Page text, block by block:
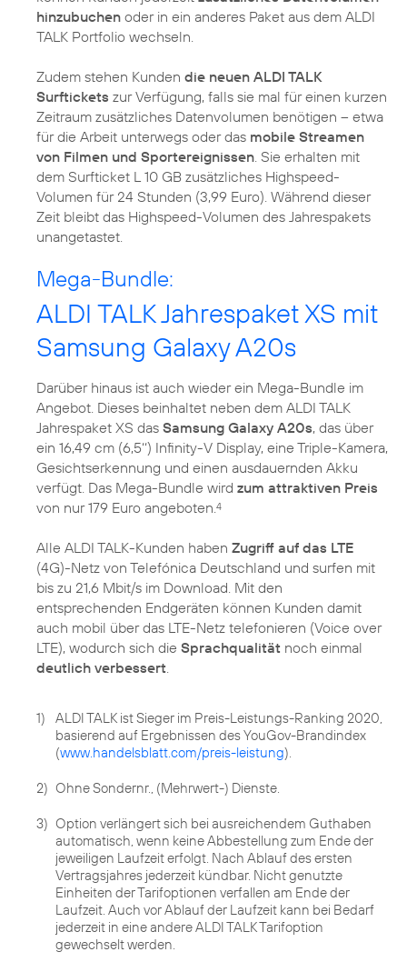
hinzubuchen oder in ein anderes Paket aus dem ALDI
TALK Portfolio wechseln.
Zudem stehen Kunden die neuen ALDI TALK
Surftickets zur Verfügung, falls sie mal für einen kurzen
Zeitraum zusätzliches Datenvolumen benötigen – etwa
für die Arbeit unterwegs oder das mobile Streamen
von Filmen und Sportereignissen . Sie erhalten mit
dem Surfticket L 10 GB zusätzliches Highspeed-
Volumen für 24 Stunden (3,99 Euro). Während dieser
Zeit bleibt das Highspeed-Volumen des Jahrespakets
Mega-Bundle:
ALDI TALK Jahrespaket XS mit
Samsung Galaxy A20s
Darüber hinaus ist auch wieder ein Mega-Bundle im
Angebot. Dieses beinhaltet neben dem ALDI TALK
Jahrespaket XS das Samsung Galaxy A20s, das über
ein 16,49 cm (6,5‘‘) Infinity-V Display, eine Triple-Kamera,
Gesichtserkennung und einen ausdauernden Akku
verfügt. Das Mega-Bundle wird zum attraktiven Preis
von nur 179 Euro angeboten. 4
Alle ALDI TALK-Kunden haben Zugriff auf das LTE
(4G)-Netz von Telefónica Deutschland und surfen mit
bis zu 21,6 Mbit/s im Download. Mit den
entsprechenden Endgeräten können Kunden damit
auch mobil über das LTE-Netz telefonieren (Voice over
LTE), wodurch sich die Sprachqualität noch einmal
deutlich verbessert
1)
ALDI TALK ist Sieger im Preis-Leistungs-Ranking 2020,
basierend auf Ergebnissen des YouGov-Brandindex
(www.handelsblatt.com/preis-leistung).
2) Ohne Sondernr., (Mehrwert-) Dienste.
3) Option verlängert sich bei ausreichendem Guthaben
automatisch, wenn keine Abbestellung zum Ende der
jeweiligen Laufzeit erfolgt. Nach Ablauf des ersten
Vertragsjahres jederzeit kündbar. Nicht genutzte
Einheiten der Tarifoptionen verfallen am Ende der
Laufzeit. Auch vor Ablauf der Laufzeit kann bei Bedarf
jederzeit in eine andere ALDI TALK Tarifoption
gewechselt werden.